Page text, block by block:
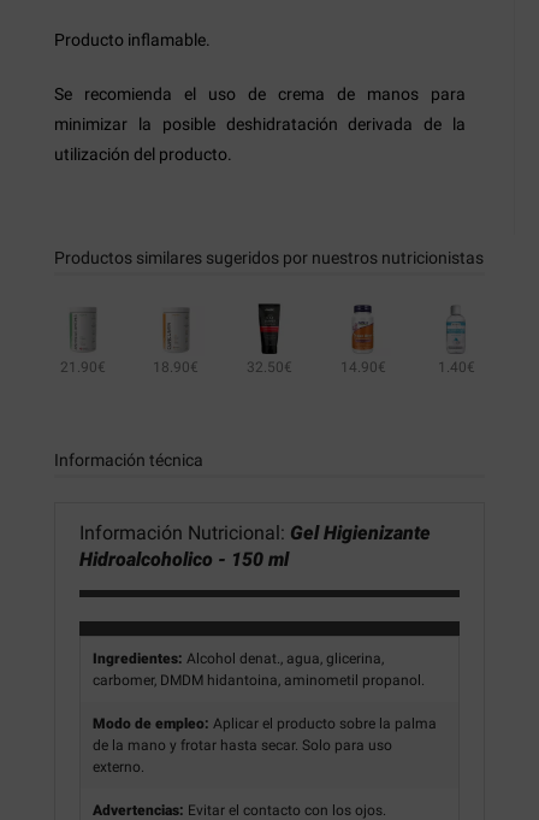
Producto inflamable.
Se recomienda el uso de crema de manos para
minimizar la posible deshidratación derivada de la
utilización del producto.
Productos similares sugeridos por nuestros nutricionistas
21.90€ 18.90€ 32.50€ 14.90€ 1.40€
Información técnica
Información Nutricional: Gel Higienizante
Hidroalcoholico - 150 ml
Ingredientes: Alcohol denat., agua, glicerina,
carbomer, DMDM hidantoina, aminometil propanol.
Modo de empleo: Aplicar el producto sobre la palma
de la mano y frotar hasta secar. Solo para uso
externo.
Advertencias: Evitar el contacto con los ojos.